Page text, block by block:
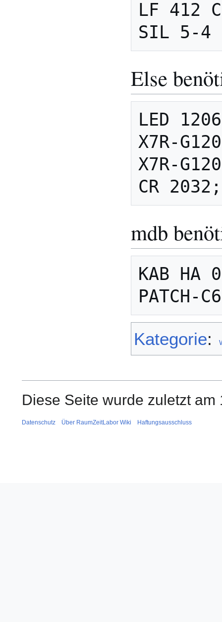
LF 412
Else
LED
X7R-
X7R-
mdb
KAB HA
Kategorie:
Diese Seite wurde zuletzt
Datenschutz Über RaumZeitLabor Wiki Haftungsausschluss